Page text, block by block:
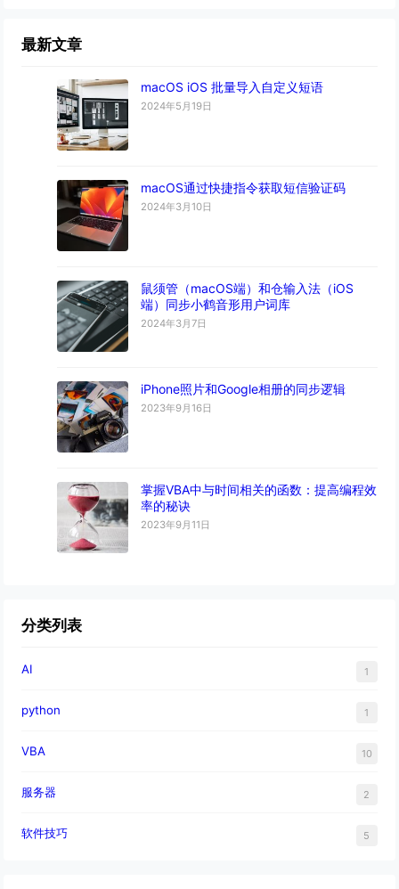
最新文章
macOS iOS 批量导入自定义短语
2024年5月19日
macOS通过快捷指令获取短信验证码
2024年3月10日
鼠须管（macOS端）和仓输入法（iOS
端）同步小鹤音形用户词库
2024年3月7日
iPhone照片和Google相册的同步逻辑
2023年9月16日
掌握VBA中与时间相关的函数：提高编程效
率的秘诀
2023年9月11日
分类列表
AI 1
python 1
VBA 10
服务器 2
软件技巧 5